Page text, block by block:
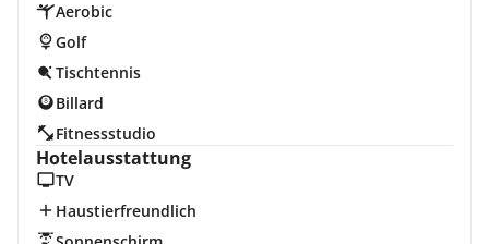
Aerobic
Golf
Tischtennis
Billard
Fitnessstudio
Hotelausstattung
TV
Haustierfreundlich